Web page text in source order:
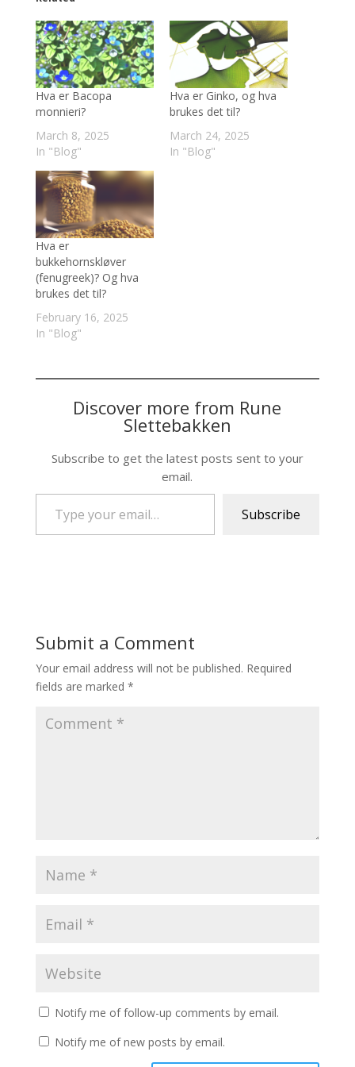
Hva er Bacopa
monnieri?
March 8, 2025
In "Blog"
Hva er Ginko, og hva
brukes det til?
March 24, 2025
In "Blog"
Hva er
bukkehornskløver
(fenugreek)? Og hva
brukes det til?
February 16, 2025
In "Blog"
Discover more from Rune
Slettebakken
Subscribe to get the latest posts sent to your
email.
Type your email…
Subscribe
Submit a Comment
Your email address will not be published. Required
fields are marked *
Notify me of follow-up comments by email.
Notify me of new posts by email.